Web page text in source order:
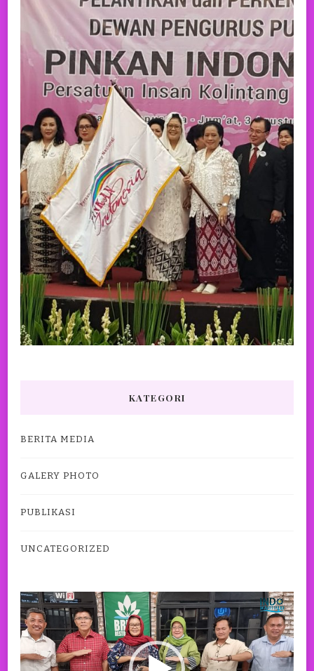
KATEGORI
BERITA MEDIA
GALERY PHOTO
PUBLIKASI
UNCATEGORIZED
Pemutar
Video